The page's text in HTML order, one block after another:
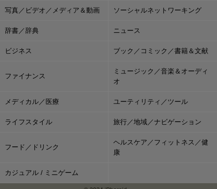
写真／ビデオ／メディア＆動画 ソーシャルネットワーキング
辞書／辞典 ニュース
ビジネス ブック／コミック／書籍＆文献
ファイナンス
ミュージック／音楽＆オーディ
オ
メディカル／医療 ユーティリティ／ツール
ライフスタイル 旅行／地域／ナビゲーション
フード／ドリンク
ヘルスケア／フィットネス／健
康
カジュアル / ミニゲーム